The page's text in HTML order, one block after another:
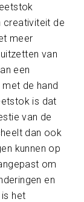
creativiteit de
meer
van
een
de hand
is dat
van de
dan ook
kunnen op
om
en
het